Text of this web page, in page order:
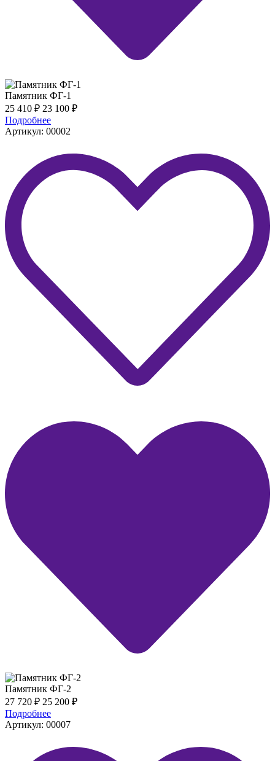
Памятник ФГ-1
25 410 ₽ 23 100 ₽
Подробнее
Артикул: 00002
Памятник ФГ-2
27 720 ₽ 25 200 ₽
Подробнее
Артикул: 00007